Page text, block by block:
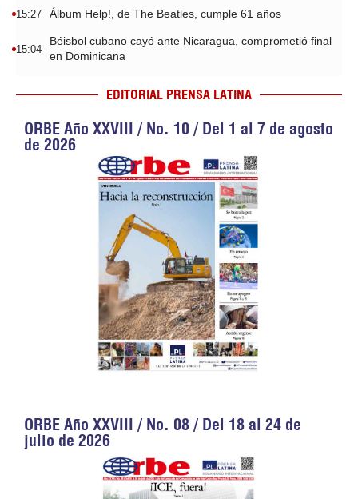
15:27 Álbum Help!, de The Beatles, cumple 61 años
15:04
Béisbol cubano cayó ante Nicaragua, comprometió final
en Dominicana
EDITORIAL PRENSA LATINA
ORBE Año XXVIII / No. 10 / Del 1 al 7 de agosto
de 2026
ORBE Año XXVIII / No. 08 / Del 18 al 24 de
julio de 2026